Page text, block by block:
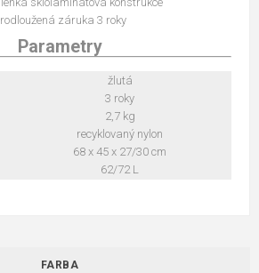
záruka 3 roky
Parametry
žlutá
3 roky
2,7 kg
recyklovaný nylon
68 x 45 x 27/30 cm
62/72 L
FARBA